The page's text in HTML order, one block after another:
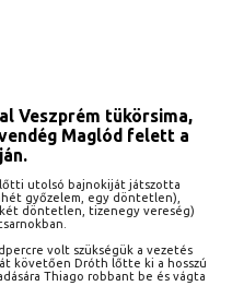
Veszprém tükörsima,
Maglód felett a
utolsó bajnokiját játszotta
győzelem, egy döntetlen),
döntetlen, tizenegy vereség)
volt szükségük a vezetés
követően Dróth lőtte ki a hosszú
Thiago robbant be és vágta